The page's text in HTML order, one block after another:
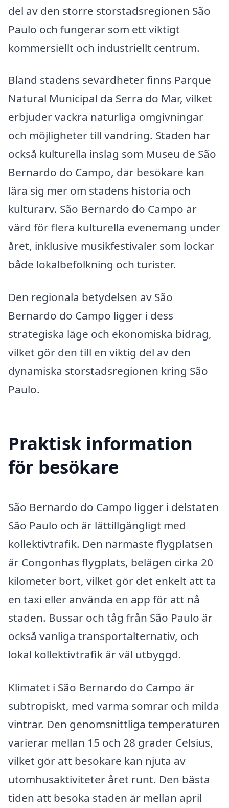
del av den större storstadsregionen São
Paulo och fungerar som ett viktigt
kommersiellt och industriellt centrum.
Bland stadens sevärdheter finns Parque
Natural Municipal da Serra do Mar, vilket
erbjuder vackra naturliga omgivningar
och möjligheter till vandring. Staden har
också kulturella inslag som Museu de São
Bernardo do Campo, där besökare kan
lära sig mer om stadens historia och
kulturarv. São Bernardo do Campo är
värd för flera kulturella evenemang under
året, inklusive musikfestivaler som lockar
både lokalbefolkning och turister.
Den regionala betydelsen av São
Bernardo do Campo ligger i dess
strategiska läge och ekonomiska bidrag,
vilket gör den till en viktig del av den
dynamiska storstadsregionen kring São
Paulo.
Praktisk information
för besökare
São Bernardo do Campo ligger i delstaten
São Paulo och är lättillgängligt med
kollektivtrafik. Den närmaste flygplatsen
är Congonhas flygplats, belägen cirka 20
kilometer bort, vilket gör det enkelt att ta
en taxi eller använda en app för att nå
staden. Bussar och tåg från São Paulo är
också vanliga transportalternativ, och
lokal kollektivtrafik är väl utbyggd.
Klimatet i São Bernardo do Campo är
subtropiskt, med varma somrar och milda
vintrar. Den genomsnittliga temperaturen
varierar mellan 15 och 28 grader Celsius,
vilket gör att besökare kan njuta av
utomhusaktiviteter året runt. Den bästa
tiden att besöka staden är mellan april